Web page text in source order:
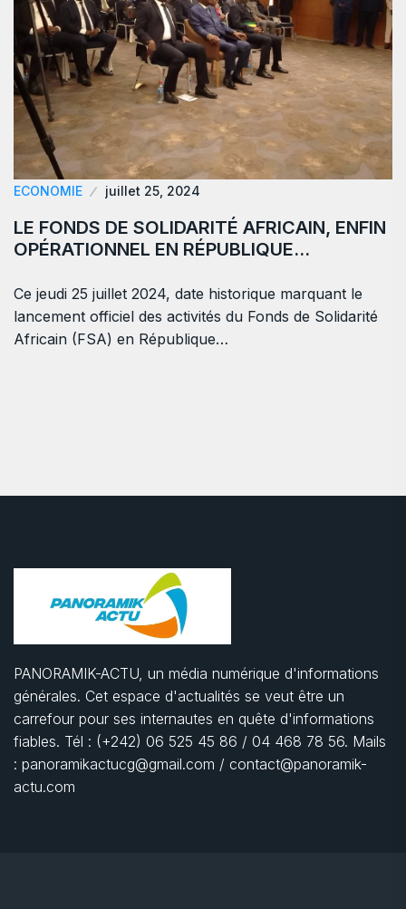
ECONOMIE juillet 25, 2024
LE FONDS DE SOLIDARITÉ AFRICAIN, ENFIN
OPÉRATIONNEL EN RÉPUBLIQUE…
Ce jeudi 25 juillet 2024, date historique marquant le
lancement officiel des activités du Fonds de Solidarité
Africain (FSA) en République…
PANORAMIK-ACTU, un média numérique d'informations
générales. Cet espace d'actualités se veut être un
carrefour pour ses internautes en quête d'informations
fiables. Tél : (+242) 06 525 45 86 / 04 468 78 56. Mails
: panoramikactucg@gmail.com / contact@panoramik-
actu.com